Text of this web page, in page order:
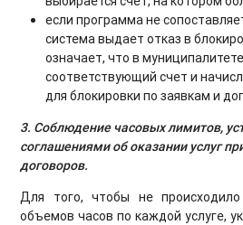
если программа не
система выдает отказ в
означает, что в
соответствующий счет и
для блокировки по заявкам и
3. Соблюдение часовых лимитов,
соглашениями об оказании услуг
договоров.
Для того, чтобы не
объемов часов по каждой услуге,